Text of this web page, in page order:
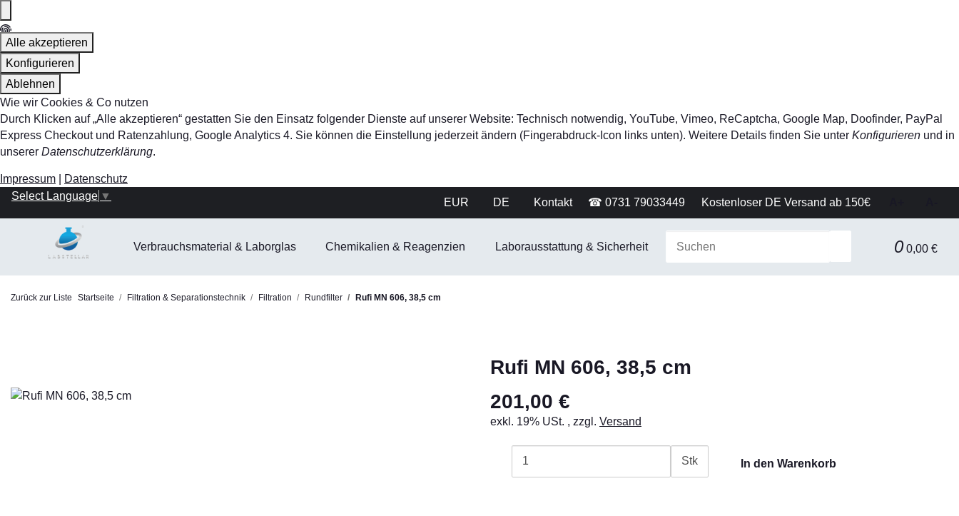
Alle akzeptieren
Konfigurieren
Ablehnen
Wie wir Cookies & Co nutzen
Durch Klicken auf „Alle akzeptieren“ gestatten Sie den Einsatz folgender Dienste auf unserer Website: Technisch notwendig, YouTube, Vimeo, ReCaptcha, Google Map, Doofinder, PayPal
Express Checkout und Ratenzahlung, Google Analytics 4. Sie können die Einstellung jederzeit ändern (Fingerabdruck-Icon links unten). Weitere Details finden Sie unter Konfigurieren und in
unserer Datenschutzerklärung.
Impressum
Datenschutz
EUR
DE Kontakt ☎ 0731 79033449 Kostenloser DE Versand ab 150€
Select Language ▼
0 0,00 €
Verbrauchsmaterial & Laborglas Chemikalien & Reagenzien Laborausstattung & Sicherheit Gerätetechnik Filtration & Separationstechnik
Zurück zur Liste Startseite Filtration & Separationstechnik Filtration Rundfilter Rufi MN 606, 38,5 cm
Rufi MN 606, 38,5 cm
201,00 €
exkl. 19% USt. , zzgl. Versand
Stk In den Warenkorb